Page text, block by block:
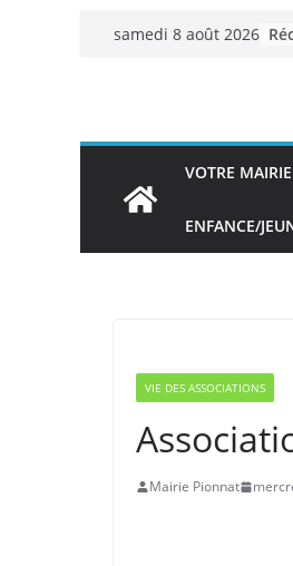
Passersamedi 8 août 2026
VOTRE MAIRIE
ENFANCE/
VIE DES ASSOCIATIONS
Mairie Pionnat